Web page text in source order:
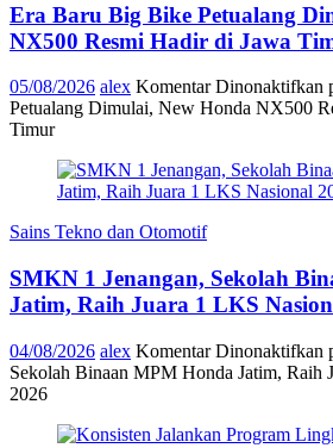
Era Baru Big Bike Petualang
NX500 Resmi Hadir di Jawa
05/08/2026 alex Komentar Dinonaktifkan
Petualang Dimulai, New Honda NX500
Timur
Sains Tekno dan Otomotif
SMKN 1 Jenangan, Sekolah
Jatim, Raih Juara 1 LKS
04/08/2026 alex Komentar Dinonaktifkan
Sekolah Binaan MPM Honda Jatim, Raih
2026